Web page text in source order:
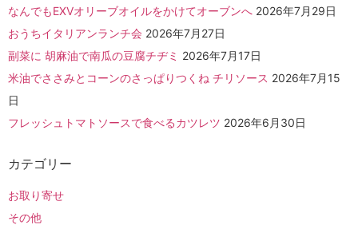
なんでもEXVオリーブオイルをかけてオーブンへ 2026年7月29日
おうちイタリアンランチ会 2026年7月27日
副菜に 胡麻油で南瓜の豆腐チヂミ 2026年7月17日
米油でささみとコーンのさっぱりつくね チリソース 2026年7月15
日
フレッシュトマトソースで食べるカツレツ 2026年6月30日
カテゴリー
お取り寄せ
その他